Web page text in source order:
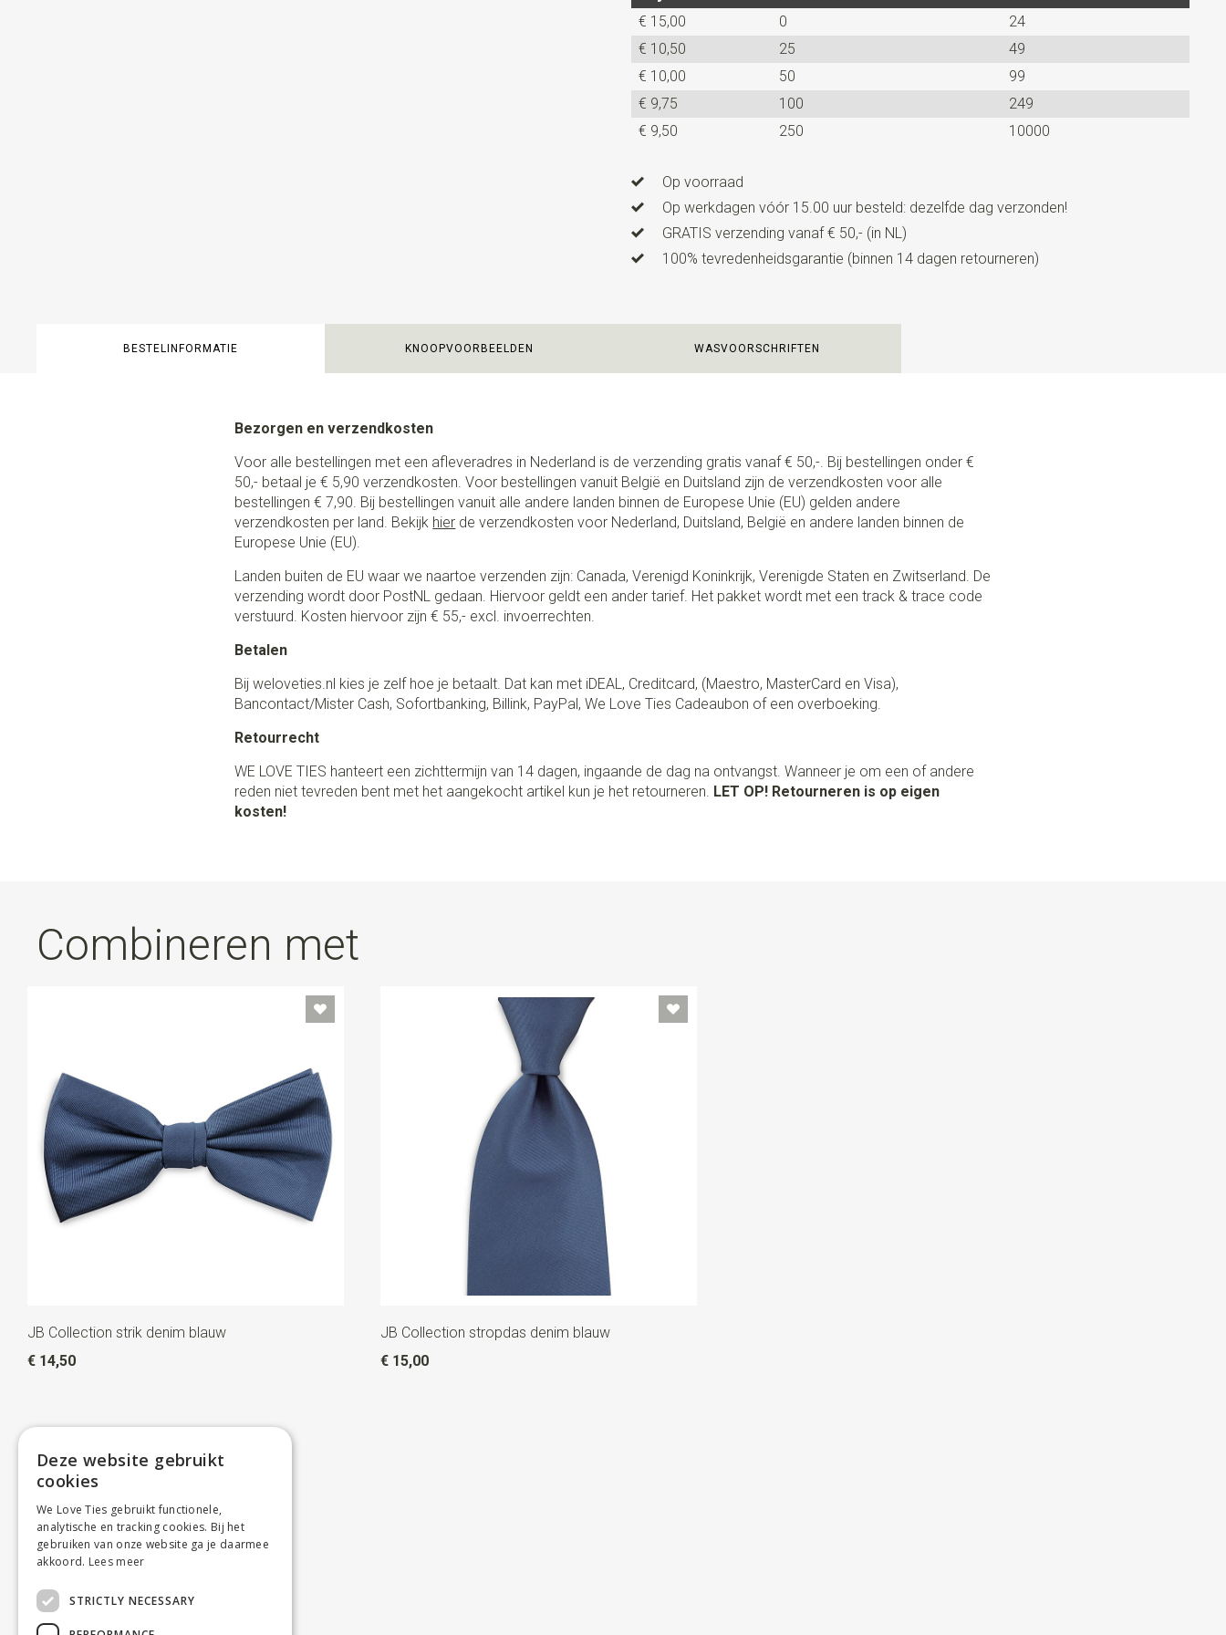
€ 15,00
0
24
€ 10,50
25
49
€ 10,00
50
99
€ 9,75
100
249
€ 9,50
250 10000
Op voorraad
Op werkdagen vóór 15.00 uur besteld: dezelfde dag verzonden!
GRATIS verzending vanaf € 50,- (in NL)
100% tevredenheidsgarantie (binnen 14 dagen retourneren)
BESTELINFORMATIE KNOOPVOORBEELDEN WASVOORSCHRIFTEN
Bezorgen en verzendkosten
Voor alle bestellingen met een afleveradres in Nederland is de verzending gratis vanaf € 50,-. Bij bestellingen onder €
50,- betaal je € 5,90 verzendkosten. Voor bestellingen vanuit België en Duitsland zijn de verzendkosten voor alle
bestellingen € 7,90. Bij bestellingen vanuit alle andere landen binnen de Europese Unie (EU) gelden andere
verzendkosten per land. Bekijk hier de verzendkosten voor Nederland, Duitsland, België en andere landen binnen de
Europese Unie (EU).
Landen buiten de EU waar we naartoe verzenden zijn: Canada, Verenigd Koninkrijk, Verenigde Staten en Zwitserland. De
verzending wordt door PostNL gedaan. Hiervoor geldt een ander tarief. Het pakket wordt met een track & trace code
verstuurd. Kosten hiervoor zijn € 55,- excl. invoerrechten.
Betalen
Bij weloveties.nl kies je zelf hoe je betaalt. Dat kan met iDEAL, Creditcard, (Maestro, MasterCard en Visa),
Bancontact/Mister Cash, Sofortbanking, Billink, PayPal, We Love Ties Cadeaubon of een overboeking.
Retourrecht
WE LOVE TIES hanteert een zichttermijn van 14 dagen, ingaande de dag na ontvangst. Wanneer je om een of andere
reden niet tevreden bent met het aangekocht artikel kun je het retourneren. LET OP! Retourneren is op eigen
kosten!
Combineren met
JB Collection strik denim blauw
€ 14,50
JB Collection stropdas denim blauw
€ 15,00
Deze website gebruikt
cookies
We Love Ties gebruikt functionele,
analytische en tracking cookies. Bij het
gebruiken van onze website ga je daarmee
akkoord. Lees meer
STRICTLY NECESSARY